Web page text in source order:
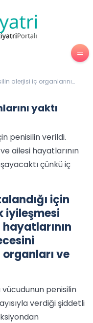
alerjisi iç organlarını
yaktı
penisilin verildi.
ailesi hayatlarının
çünkü iç
için
iyileşmesi
ve
vücudunun penisilin
verdiği şiddetli